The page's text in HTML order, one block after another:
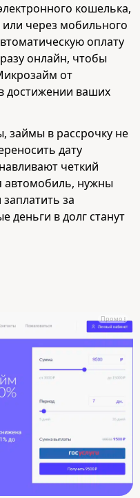
кошелька,
через мобильного
оплату
онлайн, чтобы
от
достижении ваших
займы в рассрочку не
дату
четкий
автомобиль, нужны
за
деньги в долг станут
Промо